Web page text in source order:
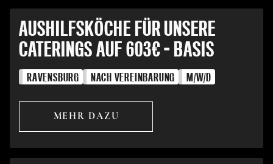
AUSHILFSKÖCHE FÜR UNSERE
CATERINGS AUF 603€ - BASIS
RAVENSBURG NACH VEREINBARUNG M/W/D
MEHR DAZU